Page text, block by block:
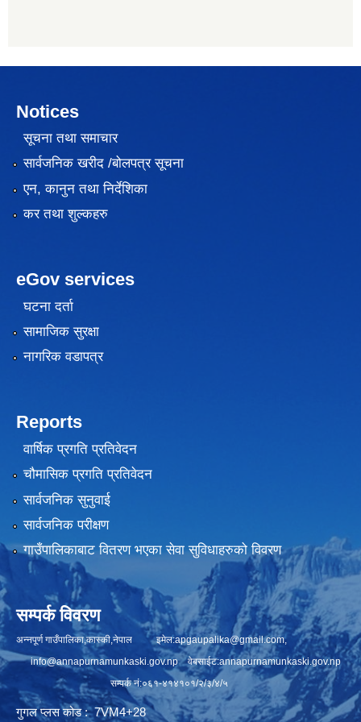
Notices
सूचना तथा समाचार
सार्वजनिक खरीद /बोलपत्र सूचना
एन, कानुन तथा निर्देशिका
कर तथा शुल्कहरु
eGov services
घटना दर्ता
सामाजिक सुरक्षा
नागरिक वडापत्र
Reports
वार्षिक प्रगति प्रतिवेदन
चौमासिक प्रगति प्रतिवेदन
सार्वजनिक सुनुवाई
सार्वजनिक परीक्षण
गाउँपालिकाबाट वितरण भएका सेवा सुविधाहरुको विवरण
सम्पर्क विवरण
अन्नपूर्ण गाउँपालिका,कास्की,नेपाल इमेल:apgaupalika@gmail.com,
info@annapurnamunkaski.gov.npवेबसाईट:annapurnamunkaski.gov.np
सम्पर्क नं:०६१-४१४१०१/२/३/४/५
गुगल प्लस कोड : 7VM4+28